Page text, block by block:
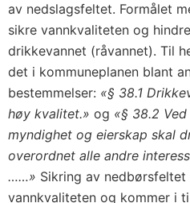
av nedslagsfeltet. Formålet
sikre vannkvaliteten og
drikkevannet (råvannet). Til
det i kommuneplanen blant
bestemmelser: «§ 38.1
høy kvalitet.» og «§ 38.2
myndighet og eierskap skal
overordnet alle andre
……» Sikring av
vannkvaliteten og kommer i